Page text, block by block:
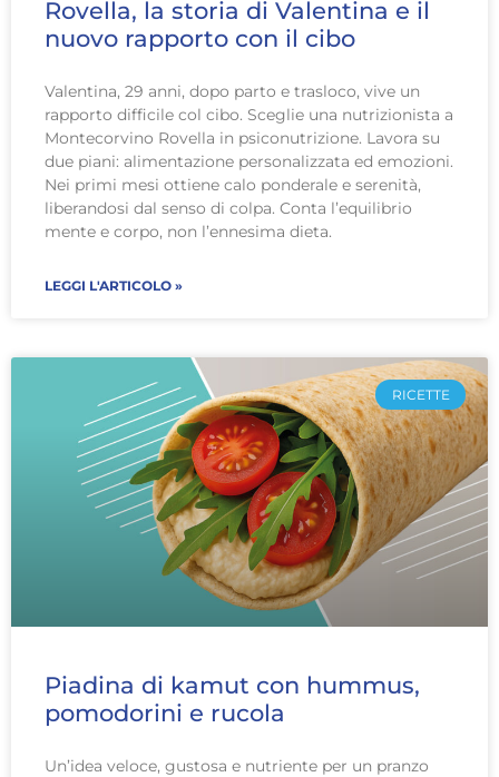
Rovella, la storia di Valentina e il
nuovo rapporto con il cibo
Valentina, 29 anni, dopo parto e trasloco, vive un
rapporto difficile col cibo. Sceglie una nutrizionista a
Montecorvino Rovella in psiconutrizione. Lavora su
due piani: alimentazione personalizzata ed emozioni.
Nei primi mesi ottiene calo ponderale e serenità,
liberandosi dal senso di colpa. Conta l’equilibrio
mente e corpo, non l’ennesima dieta.
LEGGI L'ARTICOLO »
RICETTE
Piadina di kamut con hummus,
pomodorini e rucola
Un’idea veloce, gustosa e nutriente per un pranzo